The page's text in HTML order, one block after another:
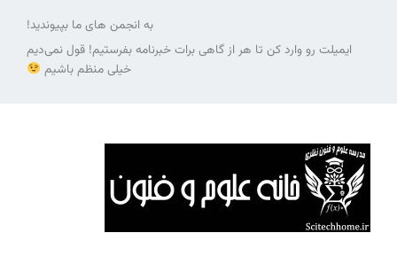
به انجمن های ما بپیوندید!
ایمیلت رو وارد کن تا هر از گاهی برات خبرنامه بفرستیم! قول نمی‌دیم
خیلی منظم باشیم